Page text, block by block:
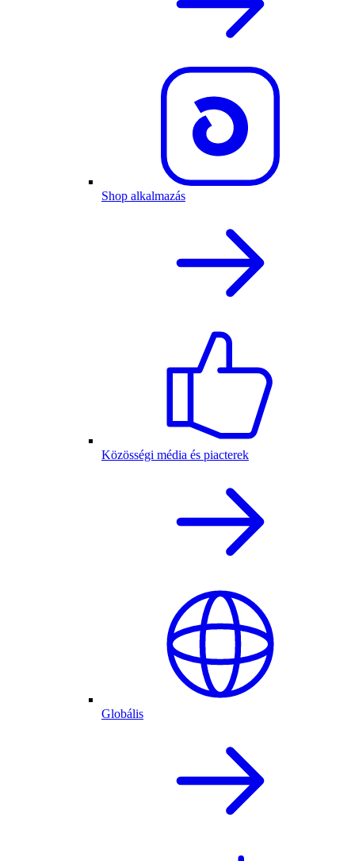
Shop alkalmazás
Közösségi média és piacterek
Globális